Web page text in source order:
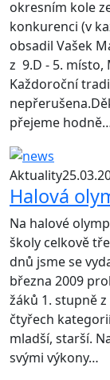
okresním kole
konkurenci (v
obsadil Vašek
z 9.D - 5. místo,
Každoroční
přejeme
Aktuality
Halová
Na halové
školy celkově
dnů jsme se
března 2009
žáků 1. stupně
čtyřech
mladší, starší.
svými výkony…